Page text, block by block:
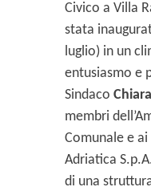
Civico a Villa
stata
luglio) in un
entusiasmo e
Sindaco
membri
Comunale e
Adriatica
di una